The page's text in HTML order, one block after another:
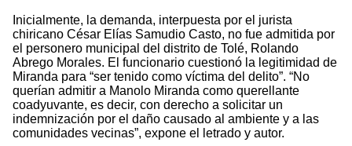
Inicialmente, la demanda, interpuesta por el jurista
chiricano César Elías Samudio Casto, no fue admitida por
el personero municipal del distrito de Tolé, Rolando
Abrego Morales. El funcionario cuestionó la legitimidad de
Miranda para “ser tenido como víctima del delito”. “No
querían admitir a Manolo Miranda como querellante
coadyuvante, es decir, con derecho a solicitar un
indemnización por el daño causado al ambiente y a las
comunidades vecinas”, expone el letrado y autor.